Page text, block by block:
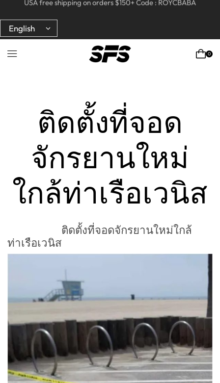
Full refund on any products!
USA free shipping on orders $150+ Code : ROYCBABA
Full refund on any products!
USA free shipping on orders $150+ Code : ROYCBABA
0
ติดตั้งที่จอด
จักรยานใหม่
ใกล้ท่าเรือเวนิส
ติดตั้งที่จอดจักรยานใหม่ใกล้
ท่าเรือเวนิส